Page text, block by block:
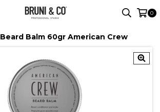
0
Beard Balm 60gr American Crew